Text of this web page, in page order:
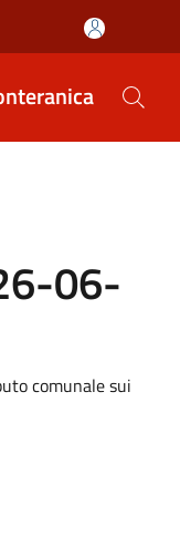
06-
comunale sui